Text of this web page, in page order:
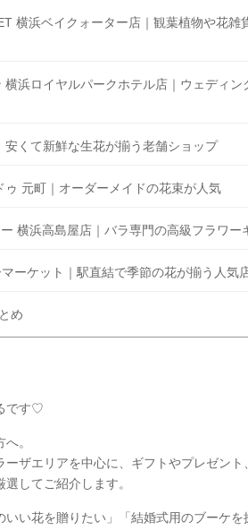
横浜ベイクォーター店｜観葉植物や花雑
横浜ロイヤルパークホテル店｜ウェディン
安くて新鮮な生花が揃う老舗ショップ
ゥ 元町｜オーダーメイドの花束が人気
横浜高島屋店｜バラ専門の高級フラワー
ーケット｜駅直結で季節の花が揃う人気
め
です♡
。
ザエリアを中心に、ギフトやプレゼント
してご紹介します。
いい花を贈りたい」「結婚式用のブーケを